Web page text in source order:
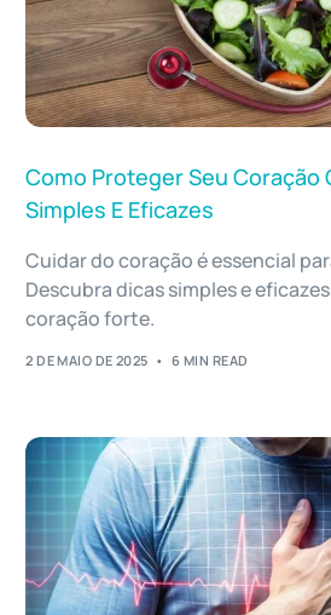
Como Proteger Seu Coração
Simples E Eficazes
Cuidar do coração é essencial
Descubra dicas simples e
coração forte.
2 DE MAIO DE 2025 6 MIN READ